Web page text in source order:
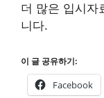
더 많은 입시자
니다.
이 글 공유하기:
Facebook